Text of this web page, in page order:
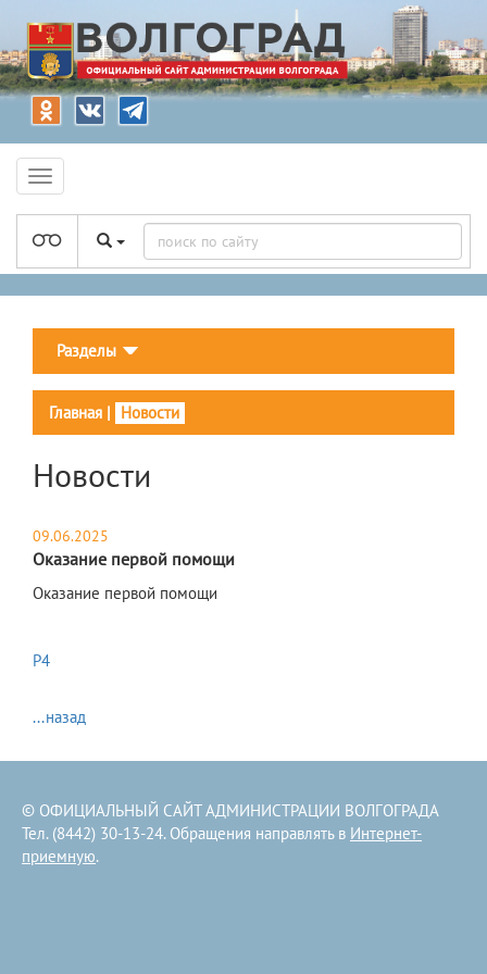
Разделы
Главная | Новости
Новости
09.06.2025
Оказание первой помощи
Оказание первой помощи
Р4
...назад
© ОФИЦИАЛЬНЫЙ САЙТ АДМИНИСТРАЦИИ ВОЛГОГРАДА
Тел. (8442) 30-13-24. Обращения направлять в Интернет-
приемную.